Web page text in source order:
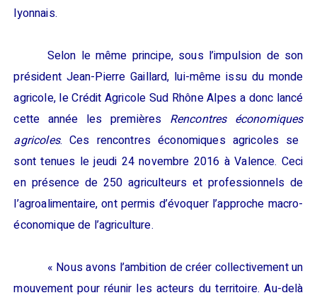
lyonnais.
Selon le même principe, sous l’impulsion de son
président Jean-Pierre Gaillard, lui-même issu du monde
agricole, leCrédit Agricole Sud Rhône Alpes a donc lancé
cette année les premières Rencontres économiques
agricoles.Ces rencontres économiques agricoles se
sont tenues le jeudi 24 novembre 2016 à Valence. Ceci
en présence de 250 agriculteurs et professionnels de
l’agroalimentaire, ont permis d’évoquer l’approche macro-
économique de l’agriculture.
« Nous avons l’ambition de créer collectivement un
mouvement pour réunir les acteurs du territoire. Au-delà